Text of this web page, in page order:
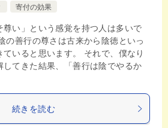
寄付の効果
尊い」という感覚を持つ人は多いで
の善行の尊さは古来から陰徳といっ
いると思います。 それで、僕なり
てきた結果、「善行は陰でやるか
続きを読む